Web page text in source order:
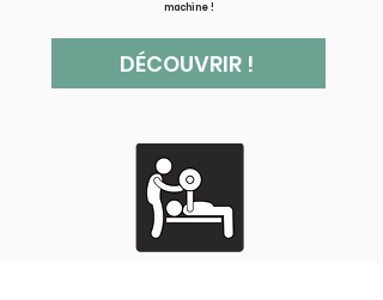
machine !
DÉCOUVRIR !